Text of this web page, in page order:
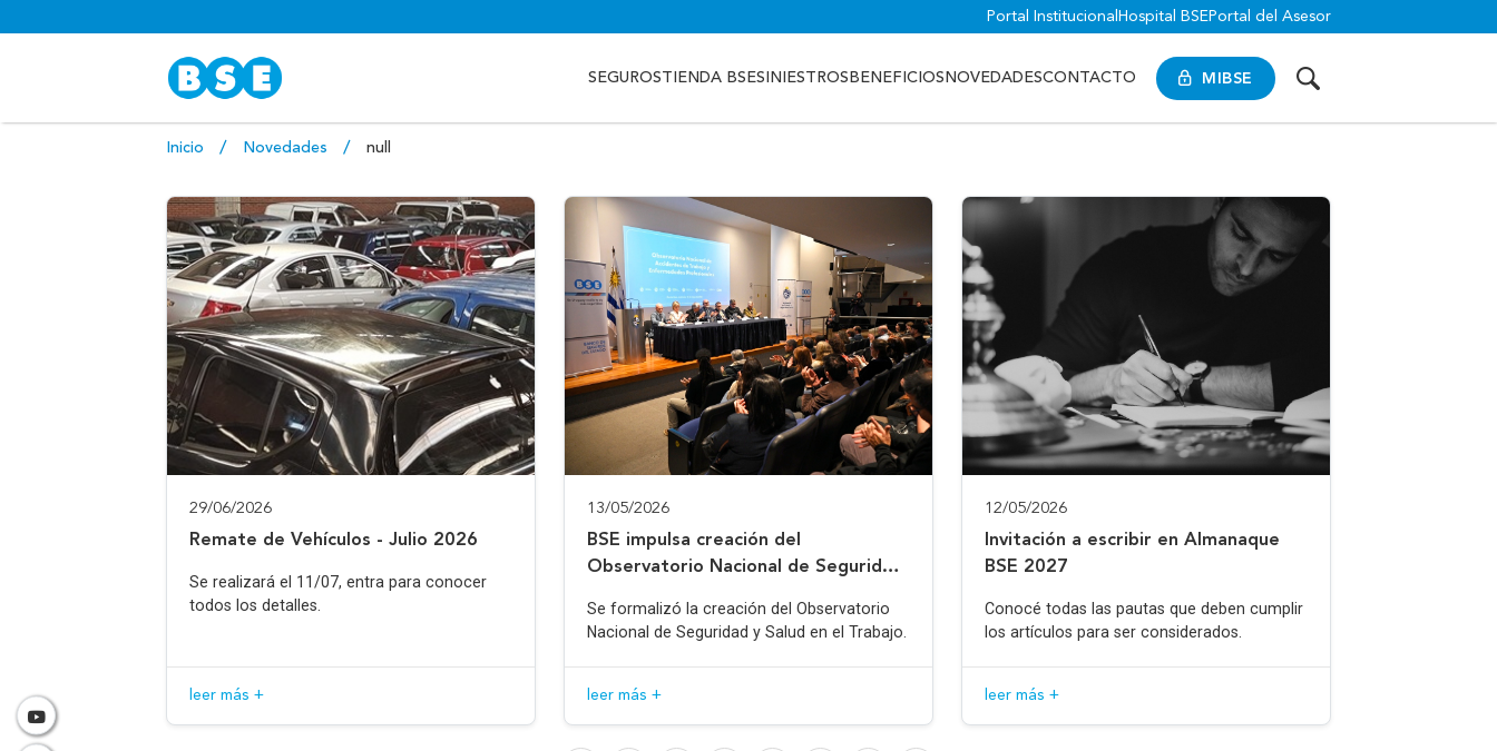
Portal Institucional Hospital BSE Portal del Asesor
MIBSE
SEGUROSTIENDA BSESINIESTROS BENEFICIOS NOVEDADESCONTACTO
Inicio Novedades null
29/06/2026
Remate de Vehículos - Julio 2026
Se realizará el 11/07, entra para conocer
todos los detalles.
leer más +
13/05/2026
BSE impulsa creación del
Observatorio Nacional de Seguridad
Se formalizó la creación del Observatorio
Nacional de Seguridad y Salud en el Trabajo.
leer más +
12/05/2026
Invitación a escribir en Almanaque
BSE 2027
Conocé todas las pautas que deben cumplir
los artículos para ser considerados.
leer más +